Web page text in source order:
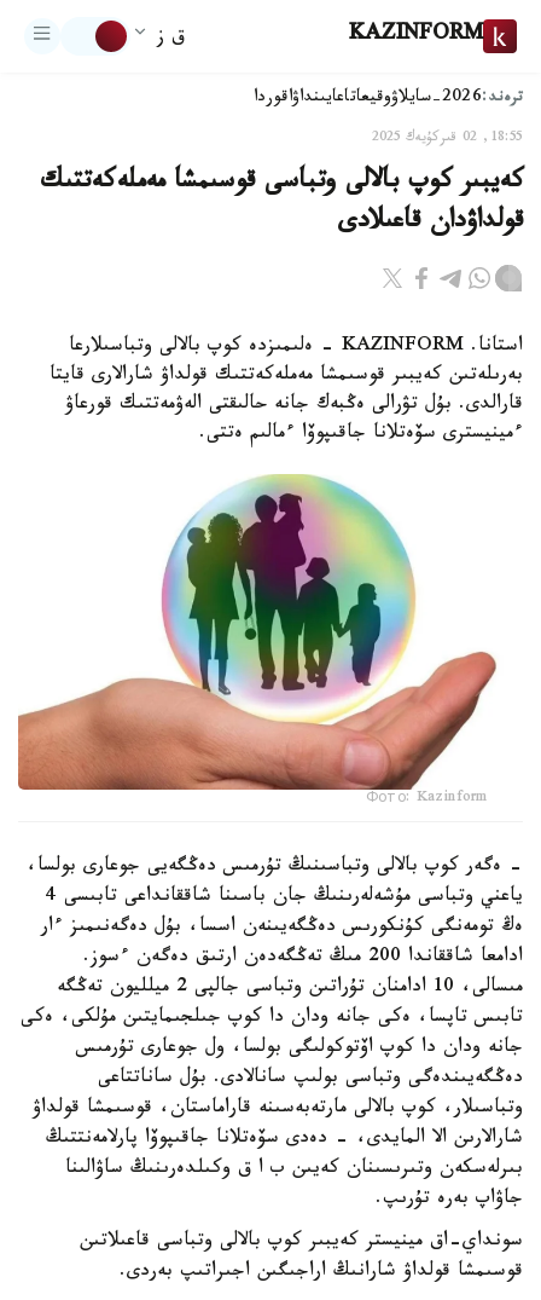
KAZINFORM ق ز
ترەند:2026-سايلاۋ وقيعاتاعايىنداۋاقوردا
18:55, 02 قىركۇيەك 2025
كەيبىر كوپ بالالى وتباسى قوسىمشا مەملەكەتتىك
قولداۋدان قاعىلادى
استانا. KAZINFORM - ەلىمىزدە كوپ بالالى وتباسىلارعا
بەرىلەتىن كەيبىر قوسىمشا مەملەكەتتىك قولداۋ شارالارى قايتا
قارالدى. بۇل تۋرالى ەڭبەك جانە حالىقتى الەۋمەتتىك قورعاۋ
ءمينيسترى سۆەتلانا جاقىپوۆا ءمالىم ەتتى.
Фото: Kazinform
- ەگەر كوپ بالالى وتباسىنىڭ تۇرمىس دەڭگەيى جوعارى بولسا،
ياعني وتباسى مۇشەلەرىنىڭ جان باسىنا شاققانداعى تابىسى 4
ەڭ تومەنگى كۇنكورىس دەڭگەيىنەن اسسا، بۇل دەگەنىمىز ءار
ادامعا شاققاندا 200 مىڭ تەڭگەدەن ارتىق دەگەن ءسوز.
مىسالى، 10 ادامنان تۇراتىن وتباسى جالپى 2 ميلليون تەڭگە
تابىس تاپسا، ەكى جانە ودان دا كوپ جىلجىمايتىن مۇلكى، ەكى
جانە ودان دا كوپ اۆتوكولىگى بولسا، ول جوعارى تۇرمىس
دەڭگەيىندەگى وتباسى بولىپ سانالادى. بۇل ساناتتاعى
وتباسىلار، كوپ بالالى مارتەبەسىنە قاراماستان، قوسىمشا قولداۋ
شارالارىن الا المايدى، - دەدى سۆەتلانا جاقىپوۆا پارلامەنتتىڭ
بىرلەسكەن وتىرىسىنان كەيىن ب ا ق وكىلدەرىنىڭ ساۋالىنا
جاۋاپ بەرە تۇرىپ.
سونداي-اق مينيستر كەيبىر كوپ بالالى وتباسى قاعىلاتىن
قوسىمشا قولداۋ شارانىڭ اراجىگىن اجىراتىپ بەردى.